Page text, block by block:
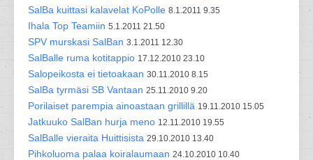
SalBa kuittasi kalavelat KoPolle 8.1.2011 9.35
Ihala Top Teamiin 5.1.2011 21.50
SPV murskasi SalBan 3.1.2011 12.30
SalBalle ruma kotitappio 17.12.2010 23.10
Salopeikosta ei tietoakaan 30.11.2010 8.15
SalBa tyrmäsi SB Vantaan 25.11.2010 9.20
Porilaiset parempia ainoastaan grillillä 19.11.2010 15.05
Jatkuuko SalBan hurja meno 12.11.2010 19.55
SalBalle vieraita Huittisista 29.10.2010 13.40
Pihkoluoma palaa koiralaumaan 24.10.2010 10.40